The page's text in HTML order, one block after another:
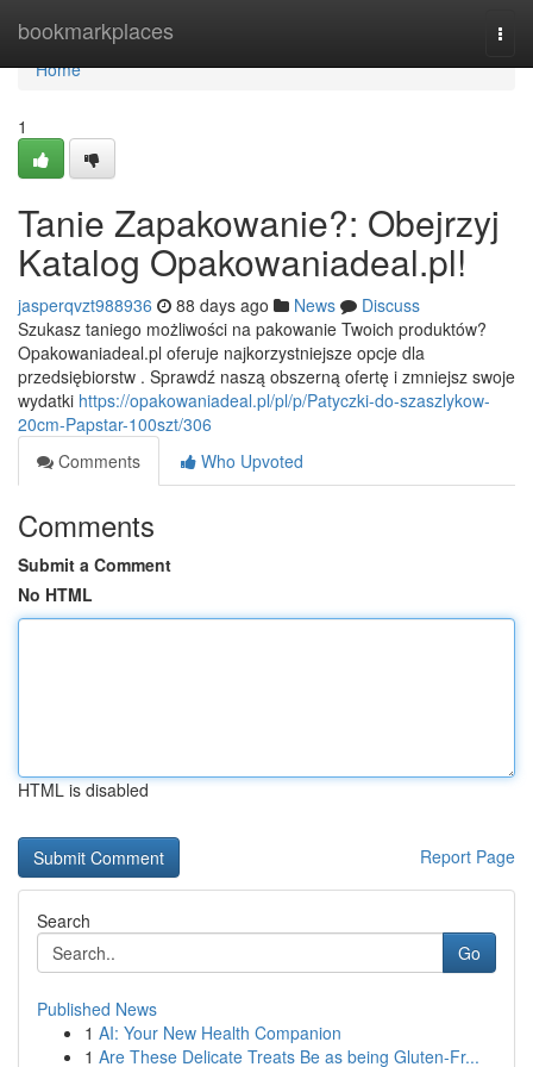
bookmarkplaces
Home
Home
1
Tanie Zapakowanie?: Obejrzyj
Katalog Opakowaniadeal.pl!
jasperqvzt988936 88 days ago News
Discuss
Szukasz taniego możliwości na pakowanie Twoich produktów?
Opakowaniadeal.pl oferuje najkorzystniejsze opcje dla
przedsiębiorstw . Sprawdź naszą obszerną ofertę i zmniejsz swoje
wydatki https://opakowaniadeal.pl/pl/p/Patyczki-do-szaszlykow-
20cm-Papstar-100szt/306
Comments
Who Upvoted
Comments
Submit a Comment
No HTML
HTML is disabled
Report Page
Search
Go
Published News
1 AI: Your New Health Companion
1 Are These Delicate Treats Be as being Gluten-Fr...